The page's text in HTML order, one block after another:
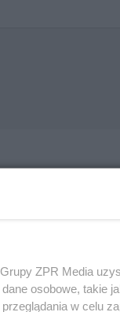
ZPR Media
osobowe, takie
w celu